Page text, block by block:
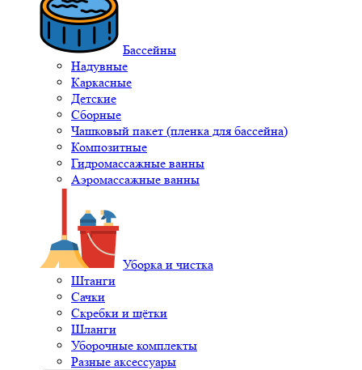
Бассейны
Надувные
Каркасные
Детские
Сборные
Чашковый пакет (пленка для бассейна)
Композитные
Гидромассажные ванны
Аэромассажные ванны
Уборка и чистка
Штанги
Сачки
Скребки и щётки
Шланги
Уборочные комплекты
Разные аксессуары